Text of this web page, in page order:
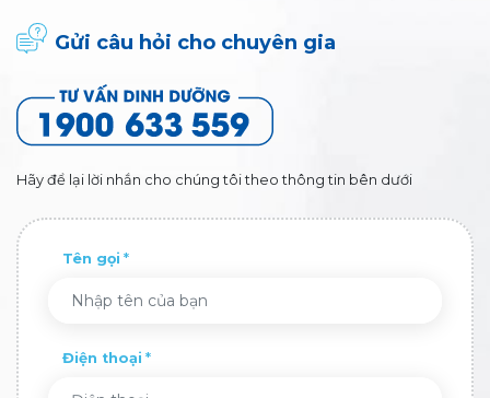
Gửi câu hỏi cho chuyên gia
Hãy để lại lời nhắn cho chúng tôi theo thông tin bên dưới
Tên gọi
Điện thoại